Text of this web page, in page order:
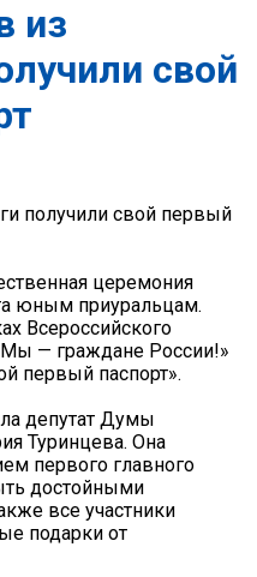
из
свой
получили свой первый
церемония
юным приуральцам.
Всероссийского
— граждане России!»
первый паспорт».
депутат Думы
Туринцева. Она
первого главного
достойными
все участники
подарки от